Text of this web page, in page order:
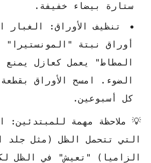
ستارة بيضاء خفيفة.
تنظيف الأوراق:
الغبار
أوراق نبتة "المونستيرا"
المطاط" يعمل كعازل يمنع
الضوء. امسح الأوراق
كل أسبوعين.
💡 ملاحظة مهمة للمبتدئين:
التي تتحمل الظل (مثل جلد
الزاميا) "تعيش" في الظل